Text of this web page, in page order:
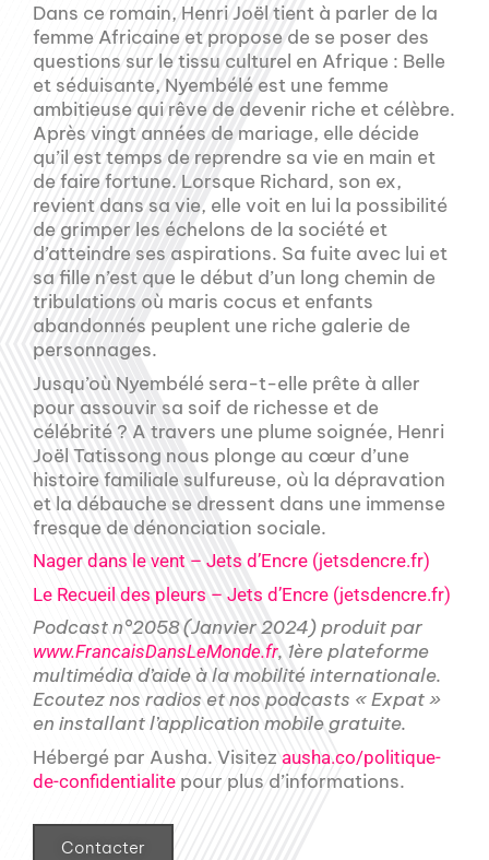
Dans ce romain, Henri Joël tient à parler de la
femme Africaine et propose de se poser des
questions sur le tissu culturel en Afrique : Belle
et séduisante, Nyembélé est une femme
ambitieuse qui rêve de devenir riche et célèbre.
Après vingt années de mariage, elle décide
qu’il est temps de reprendre sa vie en main et
de faire fortune. Lorsque Richard, son ex,
revient dans sa vie, elle voit en lui la possibilité
de grimper les échelons de la société et
d’atteindre ses aspirations. Sa fuite avec lui et
sa fille n’est que le début d’un long chemin de
tribulations où maris cocus et enfants
abandonnés peuplent une riche galerie de
personnages.
Jusqu’où Nyembélé sera-t-elle prête à aller
pour assouvir sa soif de richesse et de
célébrité ? A travers une plume soignée, Henri
Joël Tatissong nous plonge au cœur d’une
histoire familiale sulfureuse, où la dépravation
et la débauche se dressent dans une immense
fresque de dénonciation sociale.
Nager dans le vent – Jets d’Encre (jetsdencre.fr)
Le Recueil des pleurs – Jets d’Encre (jetsdencre.fr)
Podcast n°2058 (Janvier 2024) produit par
www.FrancaisDansLeMonde.fr, 1ère plateforme
multimédia d’aide à la mobilité internationale.
Ecoutez nos radios et nos podcasts « Expat »
en installant l’application mobile gratuite.
Hébergé par Ausha. Visitez ausha.co/politique-
de-confidentialite pour plus d’informations.
Contacter